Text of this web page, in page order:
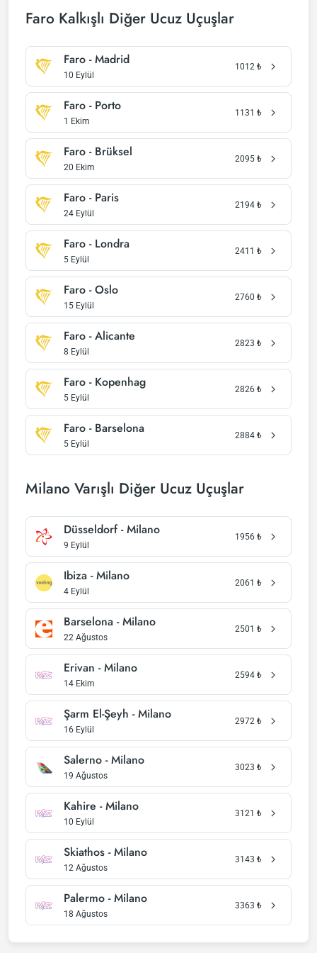
Faro Kalkışlı Diğer Ucuz Uçuşlar
Faro - Madrid
10 Eylül
1012 ₺
Faro - Porto
1 Ekim
1131 ₺
Faro - Brüksel
20 Ekim
2095 ₺
Faro - Paris
24 Eylül
2194 ₺
Faro - Londra
5 Eylül
2411 ₺
Faro - Oslo
15 Eylül
2760 ₺
Faro - Alicante
8 Eylül
2823 ₺
Faro - Kopenhag
5 Eylül
2826 ₺
Faro - Barselona
5 Eylül
2884 ₺
Milano Varışlı Diğer Ucuz Uçuşlar
Düsseldorf - Milano
9 Eylül
1956 ₺
Ibiza - Milano
4 Eylül
2061 ₺
Barselona - Milano
22 Ağustos
2501 ₺
Erivan - Milano
14 Ekim
2594 ₺
Şarm El-Şeyh - Milano
16 Eylül
2972 ₺
Salerno - Milano
19 Ağustos
3023 ₺
Kahire - Milano
10 Eylül
3121 ₺
Skiathos - Milano
12 Ağustos
3143 ₺
Palermo - Milano
18 Ağustos
3363 ₺